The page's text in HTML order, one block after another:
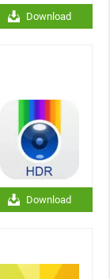
Download
Download